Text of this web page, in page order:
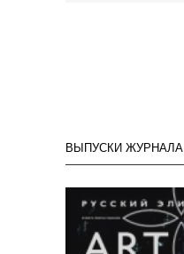
ВЫПУСКИ ЖУРНАЛА